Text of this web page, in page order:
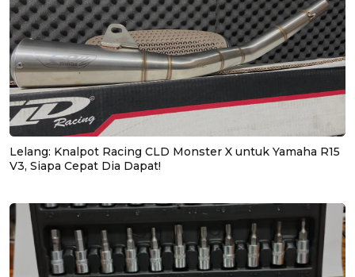
Lelang: Knalpot Racing CLD Monster X untuk Yamaha R15
V3, Siapa Cepat Dia Dapat!